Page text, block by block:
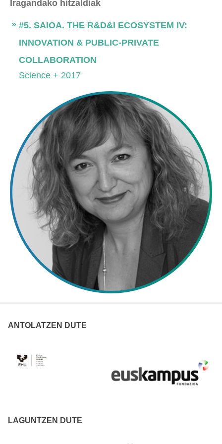
Iragandako hitzaldiak
#5. SAIOA. THE R&D&I ECOSYSTEM IV:
INNOVATION & PUBLIC-PRIVATE
COLLABORATION
Science + 2017
ANTOLATZEN DUTE
LAGUNTZEN DUTE